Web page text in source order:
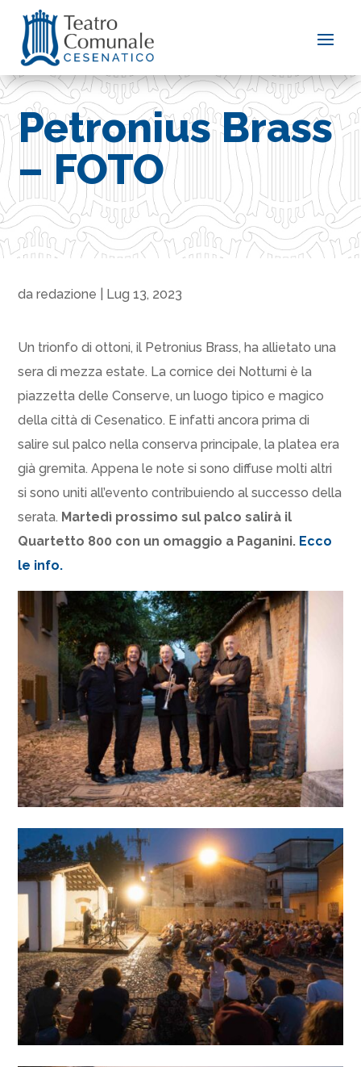
Petronius Brass
– FOTO
daredazione Lug 13, 2023
Un trionfo di ottoni, il Petronius Brass, ha allietato una
sera di mezza estate. La cornice dei Notturni è la
piazzetta delle Conserve, un luogo tipico e magico
della città di Cesenatico. E infatti ancora prima di
salire sul palco nella conserva principale, la platea era
già gremita. Appena le note si sono diffuse molti altri
si sono uniti all’evento contribuiendo al successo della
serata. Martedì prossimo sul palco salirà il
Quartetto 800 con un omaggio a Paganini. Ecco
le info.